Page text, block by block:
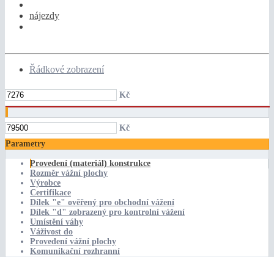
nájezdy
Řádkové zobrazení
Kč
Kč
Parametry
Provedení (materiál) konstrukce
Rozměr vážní plochy
Výrobce
Certifikace
Dílek "e" ověřený pro obchodní vážení
Dílek "d" zobrazený pro kontrolní vážení
Umístění váhy
Váživost do
Provedení vážní plochy
Komunikační rozhranní